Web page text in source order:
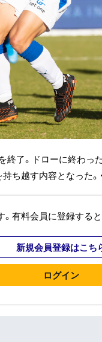
了。ドローに終わっ
越す内容となった。・
有料会員に登録する
新規会員登録はこち
ログイン